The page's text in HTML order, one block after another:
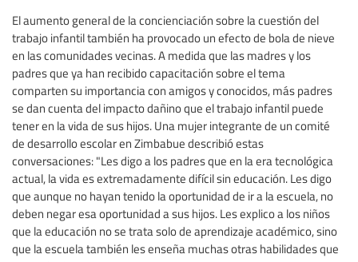
El aumento general de la concienciación sobre la cuestión del
trabajo infantil también ha provocado un efecto de bola de nieve
en las comunidades vecinas. A medida que las madres y los
padres que ya han recibido capacitación sobre el tema
comparten su importancia con amigos y conocidos, más padres
se dan cuenta del impacto dañino que el trabajo infantil puede
tener en la vida de sus hijos. Una mujer integrante de un comité
de desarrollo escolar en Zimbabue describió estas
conversaciones: "Les digo a los padres que en la era tecnológica
actual, la vida es extremadamente difícil sin educación. Les digo
que aunque no hayan tenido la oportunidad de ir a la escuela, no
deben negar esa oportunidad a sus hijos. Les explico a los niños
que la educación no se trata solo de aprendizaje académico, sino
que la escuela también les enseña muchas otras habilidades que